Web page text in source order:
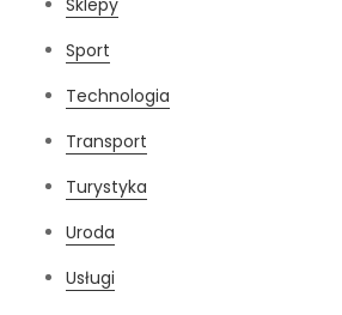
Sklepy
Sport
Technologia
Transport
Turystyka
Uroda
Usługi